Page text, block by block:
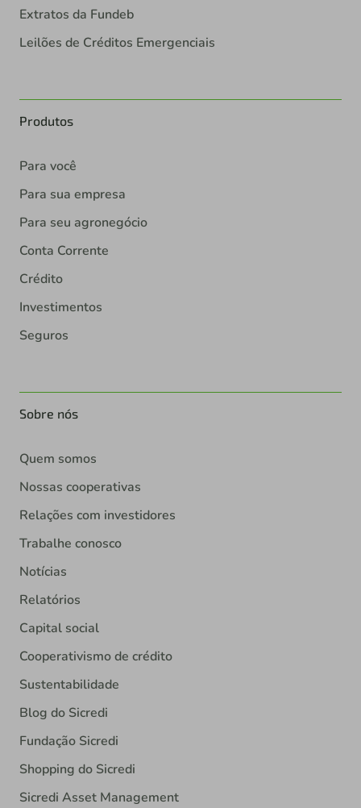
Extratos da Fundeb
Leilões de Créditos Emergenciais
Produtos
Para você
Para sua empresa
Para seu agronegócio
Conta Corrente
Crédito
Investimentos
Seguros
Sobre nós
Quem somos
Nossas cooperativas
Relações com investidores
Trabalhe conosco
Notícias
Relatórios
Capital social
Cooperativismo de crédito
Sustentabilidade
Blog do Sicredi
Fundação Sicredi
Shopping do Sicredi
Sicredi Asset Management